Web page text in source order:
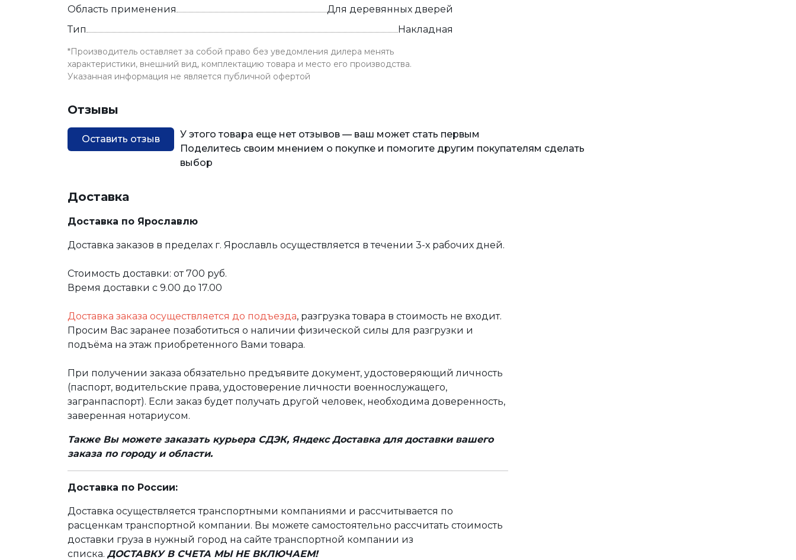
Область применения
Для деревянных дверей
Тип
Накладная
*Производитель оставляет за собой право без уведомления дилера менять
характеристики, внешний вид, комплектацию товара и место его производства.
Указанная информация не является публичной офертой
Отзывы
Оставить отзыв
У этого товара еще нет отзывов — ваш может стать первым
Поделитесь своим мнением о покупке и помогите другим покупателям сделать
выбор
Доставка
Доставка по Ярославлю
Доставка заказов в пределах г. Ярославль осуществляется в течении 3-х рабочих дней.
Стоимость доставки: от 700 руб.
Время доставки с 9.00 до 17.00
Доставка заказа осуществляется до подъезда, разгрузка товара в стоимость не входит.
Просим Вас заранее позаботиться о наличии физической силы для разгрузки и
подъёма на этаж приобретенного Вами товара.
При получении заказа обязательно предъявите документ, удостоверяющий личность
(паспорт, водительские права, удостоверение личности военнослужащего,
загранпаспорт). Если заказ будет получать другой человек, необходима доверенность,
заверенная нотариусом.
Также Вы можете заказать курьера СДЭК, Яндекс Доставка для доставки вашего
заказа по городу и области.
Доставка по России:
Доставка осуществляется транспортными компаниями и рассчитывается по
расценкам транспортной компании. Вы можете самостоятельно рассчитать стоимость
доставки груза в нужный город на сайте транспортной компании из
списка. ДОСТАВКУ В СЧЕТА МЫ НЕ ВКЛЮЧАЕМ!